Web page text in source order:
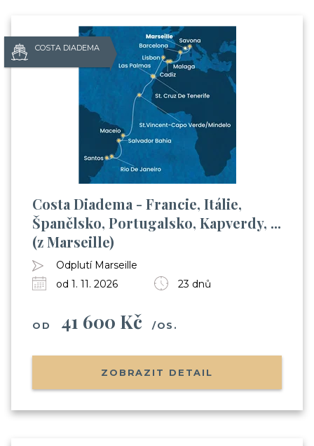
COSTA DIADEMA
Costa Diadema - Francie, Itálie,
Španělsko, Portugalsko, Kapverdy, ...
(z Marseille)
Odplutí Marseille
od 1. 11. 2026
23 dnů
OD 41 600 Kč /OS.
ZOBRAZIT DETAIL